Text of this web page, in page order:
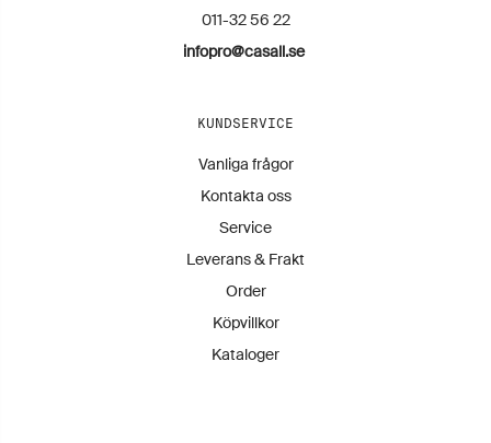
011-32 56 22
infopro@casall.se
KUNDSERVICE
Vanliga frågor
Kontakta oss
Service
Leverans & Frakt
Order
Köpvillkor
Kataloger